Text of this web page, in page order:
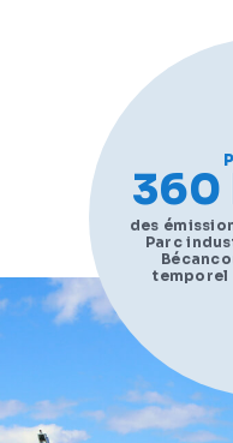
360
des
Parc
temporel